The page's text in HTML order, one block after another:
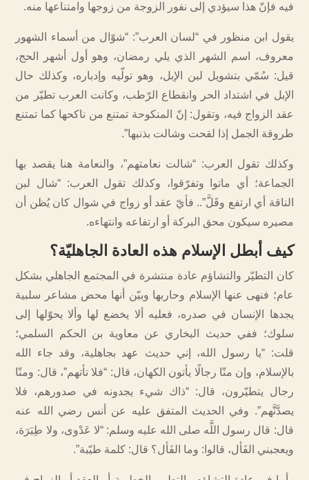
فيه فإنّ هذا سيؤدي إلى نفور الزوجة من زوجها وامتناعها منه.
يقول ابن منظور في “لسان العرب”: “شوّال من أسماء الشهور
معروف، اسم الشهر الذي يلي رمضان، وهو أول أشهر الحج،
قيل: سُمّي بتشويل لبن الإبل، وهو تولّيه وإدباره، وكذلك حال
الإبل في اشتداد الحر وانقطاع الرّطب، وكانت العرب تطيّر من
عقد الزواج فيه، وتقول: إنّ المنكوحة تمتنع من ناكحها كما تمتنع
طروقة الجمل إذا لقحت وشالت بذنبها”.
وكذلك تقول العرب: “شالت نعامتهم”، والنعامة هنا يقصد بها
الجماعة؛ أي ماتوا وتفرّقوا، وكذلك تقول العرب: “شال لبن
الناقة أي ارتفع وقَلَّ”.. فأيّ عقد أو زواج في شوال كان يُظن أن
مصيره سيكون محق البركة أو ارتفاعه وانتهاءه.
كيف أبطل الإسلام هذه العادة الجاهليّة؟
كان التطيّر والتشاؤم عادة منتشرة في المجتمع الجاهلي بشكل
عام؛ فنهى عنها الإسلام وحاربها وبيّن أنها محض مشاعر سلبية
يجدها الإنسان في صدره، فعليه ألا يخضع لها وألا يحوّلها إلى
سلوك؛ ففي حديث البخاري عن معاوية بن الحكم السلمي؛
قلت: “يا رسول الله، إني حديث عهد بجاهلية، وقد جاء الله
بالإسلام، وإن منّا رجالًا يأتون الكهان، قال: “فلا تأتهم”، قال: ومنّا
رجال يتطيّرون، قال: “ذاك شيء يجدونه في صدورهم، فلا
يصدَّنَّهم”. وفي الحديث المتفق عليه عن أنس رضي الله عنه
قال: قال رسول اللَّه صلى الله عليه وسلم: “لا عَدْوى، ولا طِيَرَة،
ويعجبني الفَأل، قالوا: وما الفَأل؟ قال: كلمة طيّبة”.